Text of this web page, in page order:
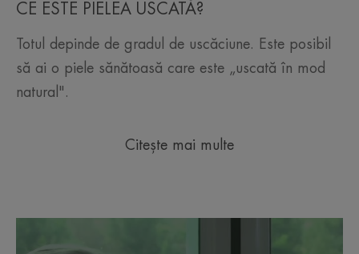
CE ESTE PIELEA USCATĂ?
Totul depinde de gradul de uscăciune. Este posibil
să ai o piele sănătoasă care este „uscată în mod
natural".
Citește mai multe